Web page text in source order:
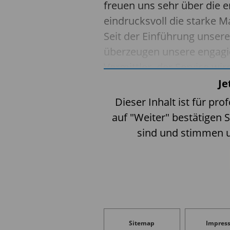
freuen uns sehr über die
eindrucksvoll die starke
Seit der Einführung
überzeugen unsere
Vermittler, der Service
Branche anerkennend
dieser Zeit die über 100
Rating-Instituten.“
Um die Güte der
haben €uro am Sonntag
den telefonischen
Filialbanken, neun
Dieser Inhalt ist für
auf "Weiter" bestätigen
sind und stimmen
Sitemap